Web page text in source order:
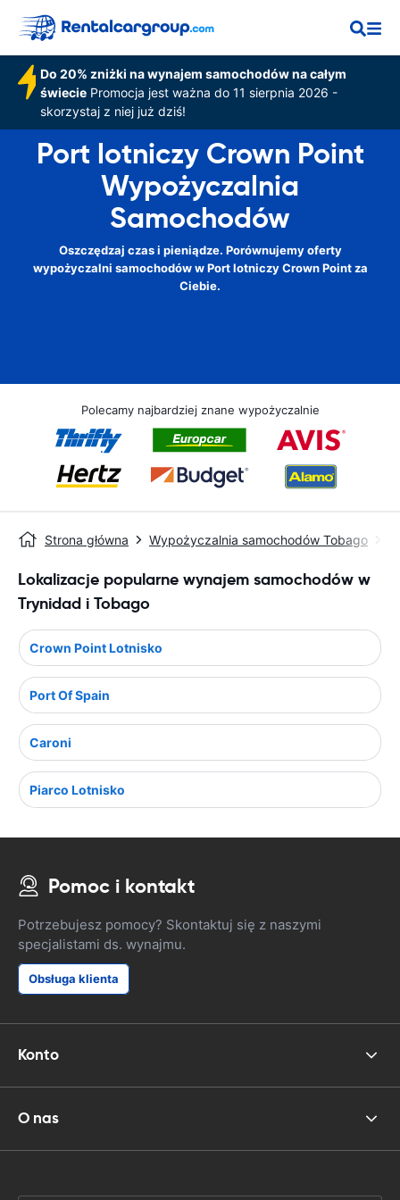
Do 20% zniżki na wynajem samochodów na całym
świeciePromocja jest ważna do 11 sierpnia 2026 -
skorzystaj z niej już dziś!
Port lotniczy Crown Point
Wypożyczalnia
Samochodów
Oszczędzaj czas i pieniądze. Porównujemy oferty
wypożyczalni samochodów w Port lotniczy Crown Point za
Ciebie.
Polecamy najbardziej znane wypożyczalnie
Strona główna Wypożyczalnia samochodów Tobago
Lokalizacje popularne wynajem samochodów w
Trynidad i Tobago
Crown Point Lotnisko
Port Of Spain
Caroni
Piarco Lotnisko
Pomoc i kontakt
Potrzebujesz pomocy? Skontaktuj się z naszymi
specjalistami ds. wynajmu.
Obsługa klienta
Konto
O nas